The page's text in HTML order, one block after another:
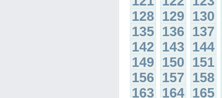
128 129 130
135 136 137
142 143 144
149 150 151
156 157 158
163 164 165